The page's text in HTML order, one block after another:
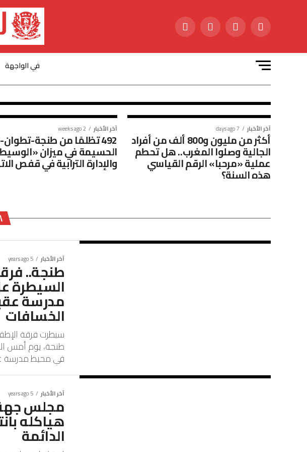
في الواجهة
طنجة… سبعة وعشرون عامًا
من التحول الكبير الرؤية الملكية
جعلت عاصمة البوغاز قطبًا
اقتصاديًا عالميًا ومختبرًا
للتنمية الشاملة
آخر الأخبار 7 days ago
أكثر من مليون و800 ألف من أفراد
الجالية وصلوا المغرب.. هل تحطم
عملية «مرحبا» الرقم القياسي
هذه السنة؟
آخر الأخبار 2 weeks ago
492 تظلمًا من طنجة-تطوان-
الحسيمة في ميزان
والإدارة الترابية في قفص
آخر الأخبار 5 years ago
طنجة..
السيطرة
مدرسة
الخسافات
سيطرت فرقة
في محيط مدرسة
آخر الأخبار 5 years ago
مجلس
هياكله
الدائمة